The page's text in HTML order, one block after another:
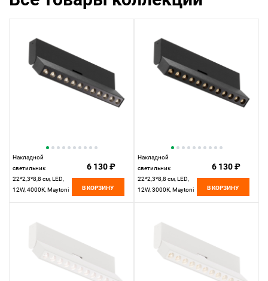
Накладной
светильник
22*2,3*8,8 см, LED,
12W, 4000К, Maytoni
6 130 ₽
В КОРЗИНУ
Накладной
светильник
22*2,3*8,8 см, LED,
12W, 3000К, Maytoni
6 130 ₽
В КОРЗИНУ